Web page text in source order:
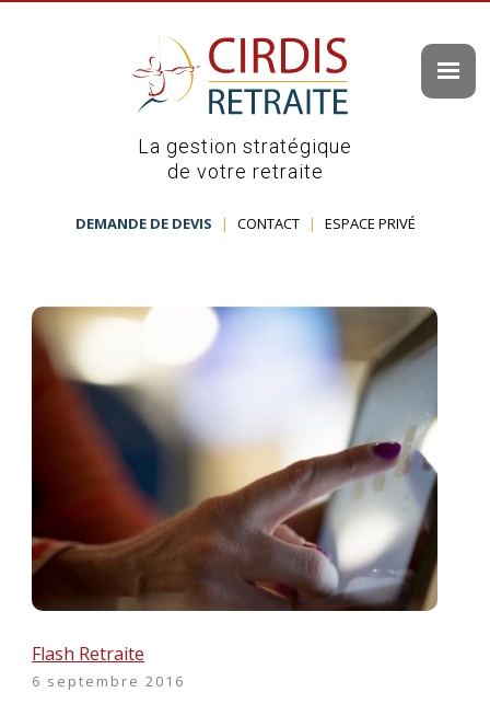
La gestion stratégique
de votre retraite
DEMANDE DE DEVIS | CONTACT | ESPACE PRIVÉ
Flash Retraite
6 septembre 2016